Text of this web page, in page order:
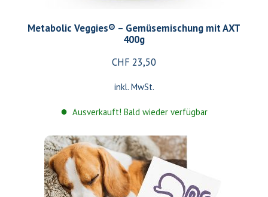
Metabolic Veggies® – Gemüsemischung mit AXT
400g
CHF 23,50
inkl. MwSt.
Ausverkauft! Bald wieder verfügbar